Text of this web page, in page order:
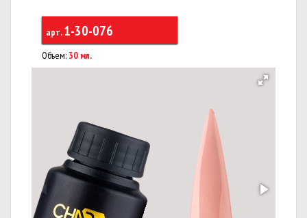
арт.1-30-076
Объем: 30 мл.